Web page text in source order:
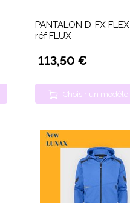
PANTALON D-FX FLEX
réf FLUX
113,50 €
Choisir un modèle